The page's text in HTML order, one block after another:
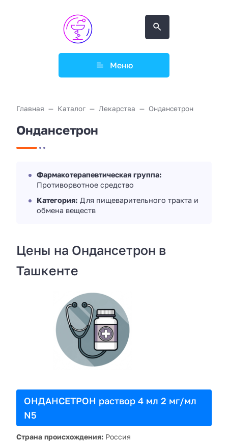
Меню
Главная Каталог Лекарства Ондансетрон
Ондансетрон
Фармакотерапевтическая группа:
Противорвотное средство
Категория: Для пищеварительного тракта и
обмена веществ
Цены на Ондансетрон в
Ташкенте
ОНДАНСЕТРОН раствор 4 мл 2 мг/мл
N5
Страна происхождения: Россия